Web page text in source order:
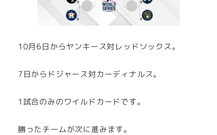
10月6日からヤンキース対レッドソックス。
7日からドジャース対カーディナルス。
1試合のみのワイルドカードです。
勝ったチームが次に進みます。